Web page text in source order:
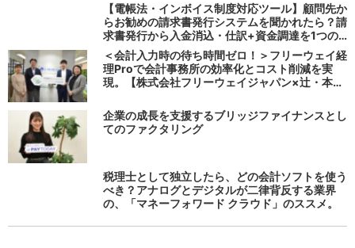
【電帳法・インボイス制度対応ツール】顧問先か
らお勧めの請求書発行システムを聞かれたら？請
求書発行から入金消込・仕訳+資金調達を1つの
システムで完結する 「請求QUICK」の魅力に迫
る
＜会計入力時の待ち時間ゼロ！＞フリーウェイ経
理Proで会計事務所の効率化とコスト削減を実
現。【株式会社フリーウェイジャパン×辻・本郷
企業の成長を支援するブリッジファイナンスとし
てのファクタリング
税理士として独立したら、どの会計ソフトを使う
べき？アナログとデジタルが二律背反する業界
の、「マネーフォワード クラウド」のススメ。